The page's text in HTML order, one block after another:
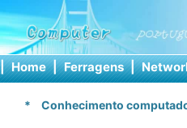
| Home | Ferragens |
* Conhecimento